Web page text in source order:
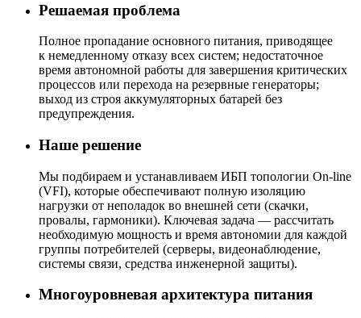
Решаемая проблема
Полное пропадание основного питания, приводящее
к немедленному отказу всех систем; недостаточное
время автономной работы для завершения критических
процессов или перехода на резервные генераторы;
выход из строя аккумуляторных батарей без
предупреждения.
Наше решение
Мы подбираем и устанавливаем ИБП топологии On-line
(VFI), которые обеспечивают полную изоляцию
нагрузки от неполадок во внешней сети (скачки,
провалы, гармоники). Ключевая задача — рассчитать
необходимую мощность и время автономии для каждой
группы потребителей (серверы, видеонаблюдение,
системы связи, средства инженерной защиты).
Многоуровневая архитектура питания